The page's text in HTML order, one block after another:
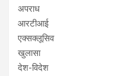
अपराध
आरटीआई
एक्सक्लूसिव
खुलासा
देश-विदेश